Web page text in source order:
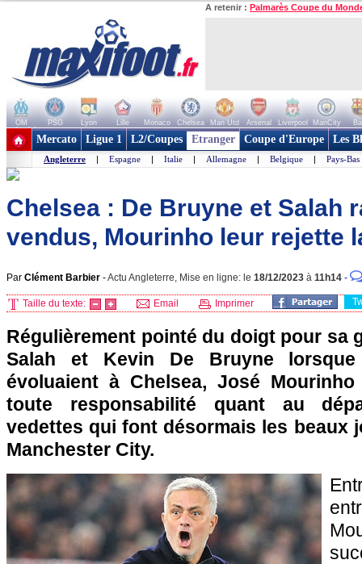
A retenir : Palmarès Coupe du
OM PSG Lyon Lille Monaco Chelsea Man Utd Arsenal Liverpool ManCity
+ de clubs
Mercato Ligue 1 L2/Coupes Etranger Coupe d'Europe Les
Angleterre | Espagne | Italie | Allemagne | Belgique | Pays-Bas
Chelsea : De Bruyne et Salah
vendus, Mourinho leur rejette
Par Clément Barbier -Actu Angleterre, Mise en ligne: le 18/12/2023 à 11h14 -
Taille du texte: Email Imprimer
Régulièrement pointé du doigt pour sa
Salah et Kevin De Bruyne
évoluaient à Chelsea, José
toute responsabilité quant au
vedettes qui font désormais les beaux
Manchester City.